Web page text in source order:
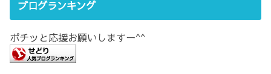
ブログランキング
ポチッと応援お願いしますー^^